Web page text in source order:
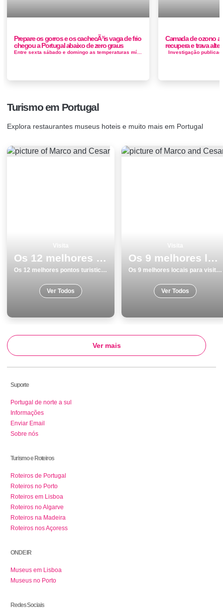
Prepare os gorros e os cachecÃ³is vaga de frio
chegou a Portugal abaixo de zero graus
Camada de ozono
recupera e trava
Turismo em Portugal
Explora restaurantes museus hoteis e muito mais em Portugal
Os 12 melhores pontos turisticos e passeios em SetÃºbal
Os 12 melhores pontos turisticos e passeios em SetÃºbal
Ver Todos
Os 9 melhores locais para visitar em PortimÃ£o
Os 9 melhores locais para visitar em PortimÃ£o
Ver Todos
Ver mais
Suporte
Portugal de norte a sul
Informações
Enviar Email
Sobre nós
Turismo e Roteiros
Roteiros de Portugal
Roteiros no Porto
Roteiros em Lisboa
Roteiros no Algarve
Roteiros na Madeira
Roteiros nos Açoress
ONDE IR
Museus em Lisboa
Museus no Porto
Redes Sociais